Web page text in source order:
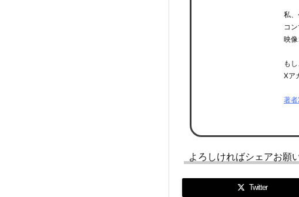
私
コ
映
も
Xア
著者
よろしければシェアお願
Twitter